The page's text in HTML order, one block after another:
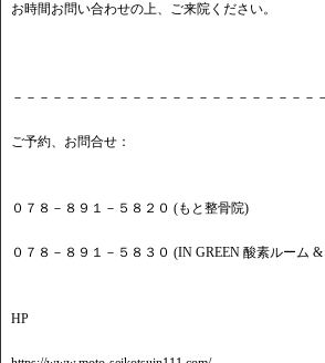
お時間お問い合わせの上、ご来院ください。
－－－－－－－－－－－－－－－－－－－－－－－
ご予約、お問合せ：
０７８－８９１－５８２０ (もと整骨院)
０７８－８９１－５８３０ (IN GREEN 酸素ルーム
HP